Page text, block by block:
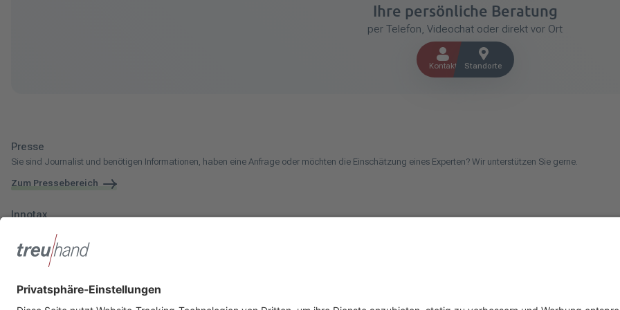
Ihre persönliche Beratung
per Telefon, Videochat oder direkt vor Ort
Kontakt Standorte
Presse
Sie sind Journalist und benötigen Informationen, haben eine Anfrage oder möchten die Einschätzung eines Experten? Wir unterstützen Sie gerne.
Zum Pressebereich
Innotax
Die Innotax kennenlernen
Sie möchten noch mehr über Treuhand Hannover erfahren? Dann folgen Sie uns einfach auf unseren Social-Media-Kanälen.